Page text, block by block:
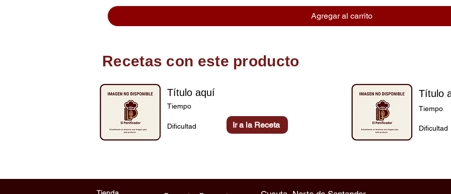
Agregar al carrito
Recetas con este producto
Título aquí
Tiempo
Ir a la Receta
Dificultad
Título
Tiempo
Dificultad